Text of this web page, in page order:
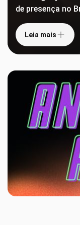
de presença no
Leia mais